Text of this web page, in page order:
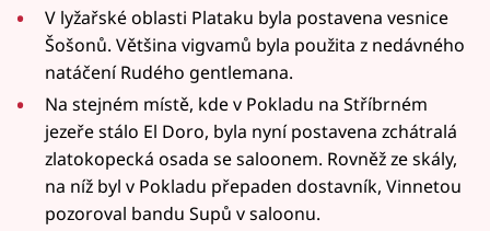
V lyžařské oblasti Plataku byla postavena vesnice
Šošonů. Většina vigvamů byla použita z nedávného
natáčení Rudého gentlemana.
Na stejném místě, kde v Pokladu na Stříbrném
jezeře stálo El Doro, byla nyní postavena zchátralá
zlatokopecká osada se saloonem. Rovněž ze skály,
na níž byl v Pokladu přepaden dostavník, Vinnetou
pozoroval bandu Supů v saloonu.